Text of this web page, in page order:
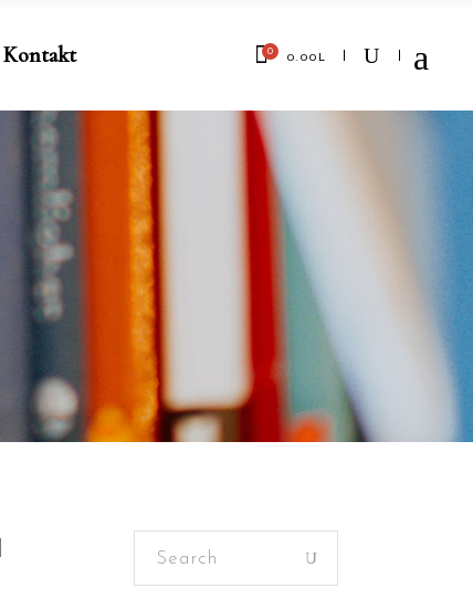
Kontakt 0 0.00 L
No products in the cart.
Search